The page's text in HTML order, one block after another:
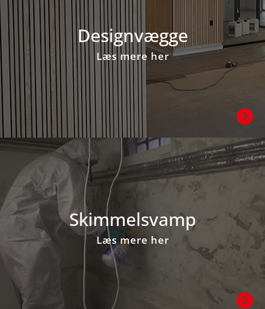
Design­vægge
Læs mere her

Skimmel­svamp
Læs mere her
